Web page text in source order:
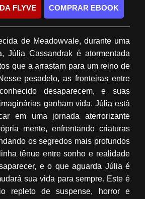
FLYVE COMPRAR EBOOK
de Meadowvale, durante uma
Júlia Cassandrak é atormentada
que a arrastam para um reino de
pesadelo, as fronteiras entre
desaparecem, e suas
ganham vida. Júlia está
em uma jornada aterrorizante
mente, enfrentando criaturas
os segredos mais profundos
tênue entre sonho e realidade
e o que aguarda Júlia é
sua vida para sempre. Este é
repleto de suspense, horror e